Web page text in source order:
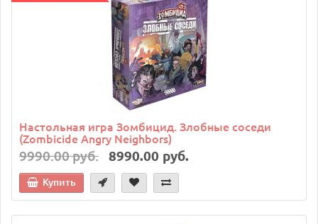
Настольная игра Зомбицид. Злобные соседи
(Zombicide Angry Neighbors)
9990.00 руб. 8990.00 руб.
Купить